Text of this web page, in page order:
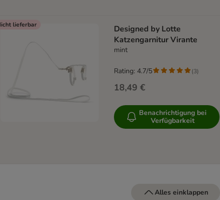
lieferbar
Designed by Lotte
Katzengarnitur Virante
mint
18,49 €
Rating: 4.7/5 (3)
Benachrichtigung bei
Verfügbarkeit
Alles einklappen